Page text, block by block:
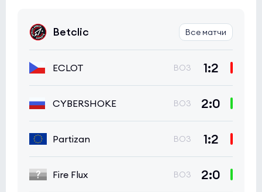
Betclic Все матчи
ECLOT BO3 1:2
CYBERSHOKE BO3 2:0
Partizan BO3 1:2
Fire Flux BO3 2:0